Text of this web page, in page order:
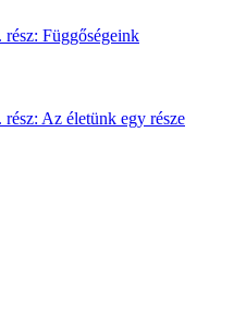
Függőségeink
Az életünk egy része